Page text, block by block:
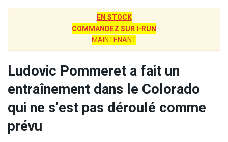
EN STOCK
COMMANDEZ SUR I-RUN
MAINTENANT
Ludovic Pommeret a fait un
entraînement dans le Colorado
qui ne s’est pas déroulé comme
prévu